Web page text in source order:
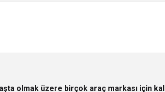
olmak üzere birçok araç markası